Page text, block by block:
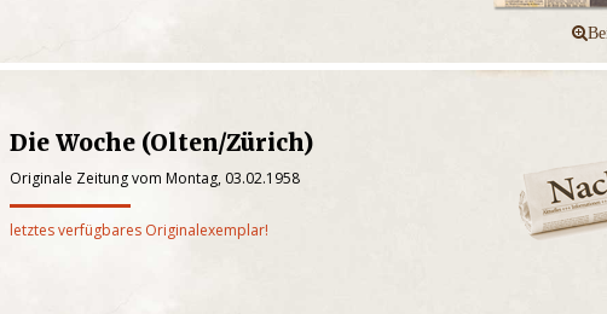
Die Woche (Olten/Zürich)
Originale Zeitung vom Montag, 03.02.1958
letztes verfügbares Originalexemplar!